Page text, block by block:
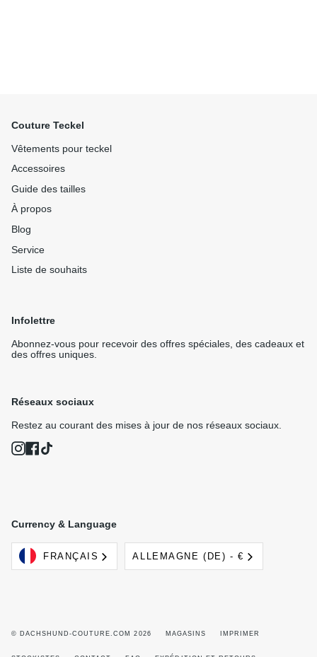
Couture Teckel
Vêtements pour teckel
Accessoires
Guide des tailles
À propos
Blog
Service
Liste de souhaits
Infolettre
Abonnez-vous pour recevoir des offres spéciales, des cadeaux et
des offres uniques.
Réseaux sociaux
Restez au courant des mises à jour de nos réseaux sociaux.
InstagramFacebook
Currency & Language
Langue
FRANÇAIS Devise
ALLEMAGNE (DE) - €
© DACHSHUND-COUTURE.COM 2026 MAGASINS IMPRIMER